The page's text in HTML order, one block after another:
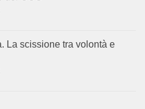
La scissione tra volontà e